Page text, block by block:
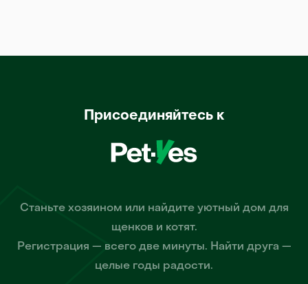
Присоединяйтесь к
Станьте хозяином или найдите уютный дом для
щенков и котят.
Регистрация — всего две минуты. Найти друга —
целые годы радости.